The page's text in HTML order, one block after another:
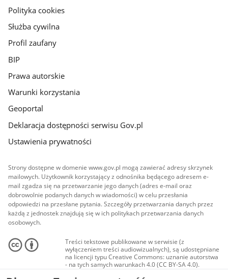
gov.pl
Polityka cookies
Służba cywilna
Profil zaufany
BIP
Prawa autorskie
Warunki korzystania
Geoportal
Deklaracja dostępności serwisu Gov.pl
Ustawienia prywatności
Strony dostępne w domenie www.gov.pl mogą zawierać adresy skrzynek
mailowych. Użytkownik korzystający z odnośnika będącego adresem e-
mail zgadza się na przetwarzanie jego danych (adres e-mail oraz
dobrowolnie podanych danych w wiadomości) w celu przesłania
odpowiedzi na przesłane pytania. Szczegóły przetwarzania danych przez
każdą z jednostek znajdują się w ich politykach przetwarzania danych
osobowych.
Treści tekstowe publikowane w serwisie (z
wyłączeniem treści audiowizualnych), są udostępniane
na licencji typu Creative Commons: uznanie autorstwa
- na tych samych warunkach 4.0 (CC BY-SA 4.0).
Materiały audiowizualne, w tym zdjęcia, materiały